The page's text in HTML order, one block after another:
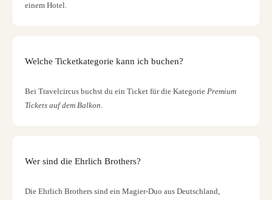
einem Hotel.
Welche Ticketkategorie kann ich buchen?
Bei Travelcircus buchst du ein Ticket für die Kategorie Premium
Tickets auf dem Balkon.
Wer sind die Ehrlich Brothers?
Die Ehrlich Brothers sind ein Magier-Duo aus Deutschland,